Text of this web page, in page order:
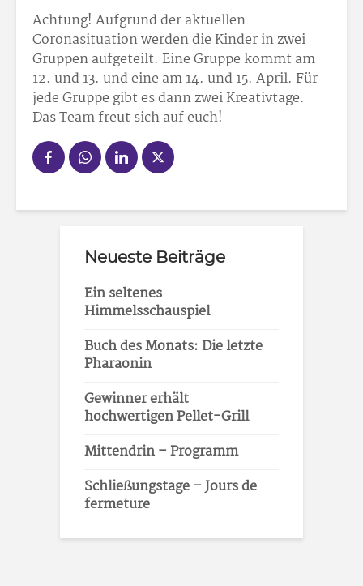
Achtung! Aufgrund der aktuellen
Coronasituation werden die Kinder in zwei
Gruppen aufgeteilt. Eine Gruppe kommt am
12. und 13. und eine am 14. und 15. April. Für
jede Gruppe gibt es dann zwei Kreativtage.
Das Team freut sich auf euch!
Neueste Beiträge
Ein seltenes
Himmelsschauspiel
Buch des Monats: Die letzte
Pharaonin
Gewinner erhält
hochwertigen Pellet-Grill
Mittendrin – Programm
Schließungstage – Jours de
fermeture